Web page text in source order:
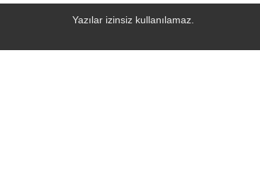
Yazılar izinsiz kullanılamaz.